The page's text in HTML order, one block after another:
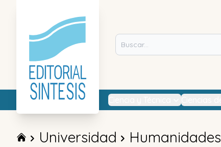
Universidad Humanidades